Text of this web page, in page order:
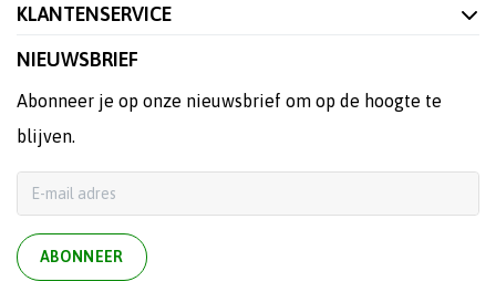
KLANTENSERVICE
NIEUWSBRIEF
Abonneer je op onze nieuwsbrief om op de hoogte te
blijven.
ABONNEER